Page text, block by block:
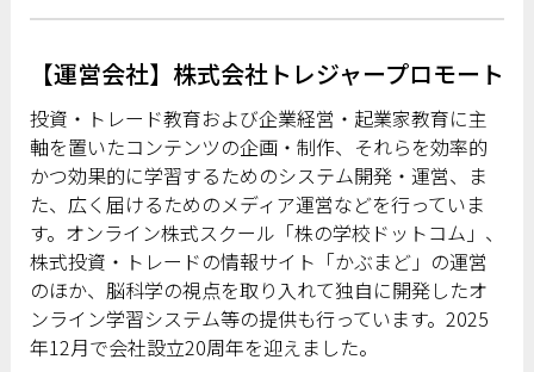
【運営会社】株式会社トレジャープロモート
投資・トレード教育および企業経営・起業家教育に主
軸を置いたコンテンツの企画・制作、それらを効率的
かつ効果的に学習するためのシステム開発・運営、ま
た、広く届けるためのメディア運営などを行っていま
す。オンライン株式スクール「株の学校ドットコム」、
株式投資・トレードの情報サイト「かぶまど」の運営
のほか、脳科学の視点を取り入れて独自に開発したオ
ンライン学習システム等の提供も行っています。2025
年12月で会社設立20周年を迎えました。